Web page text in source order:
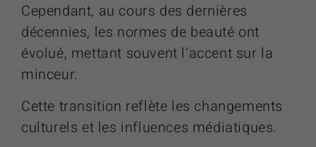
Cependant, au cours des dernières
décennies, les normes de beauté ont
évolué, mettant souvent l’accent sur la
minceur.
Cette transition reflète les changements
culturels et les influences médiatiques.